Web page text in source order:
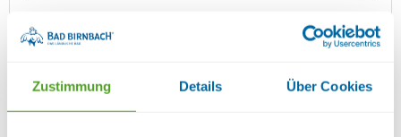
Zustimmung Details Über Cookies
SCHLAFRÄUMEN UND WOHNRAUM